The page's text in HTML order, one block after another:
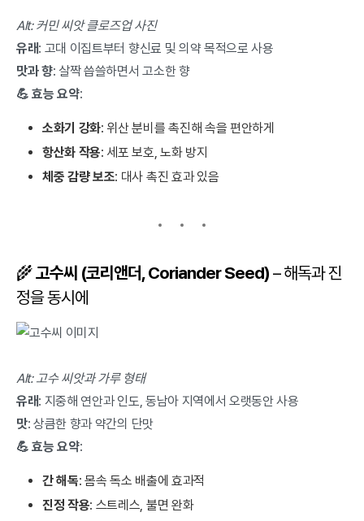
Alt: 커민 씨앗 클로즈업 사진
유래: 고대 이집트부터 향신료 및 의약 목적으로 사용
맛과 향: 살짝 씁쓸하면서 고소한 향
💪 효능 요약:
소화기 강화: 위산 분비를 촉진해 속을 편안하게
항산화 작용: 세포 보호, 노화 방지
체중 감량 보조: 대사 촉진 효과 있음
🌾고수씨 (코리앤더, Coriander Seed) – 해독과 진
정을 동시에
Alt: 고수 씨앗과 가루 형태
유래: 지중해 연안과 인도, 동남아 지역에서 오랫동안 사용
맛: 상큼한 향과 약간의 단맛
💪 효능 요약:
간 해독: 몸속 독소 배출에 효과적
진정 작용: 스트레스, 불면 완화